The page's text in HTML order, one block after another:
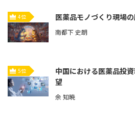
4位 医薬品モノづくり現場の
南都下 史朗
5位
中国における医薬品投
望
余 知暁